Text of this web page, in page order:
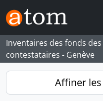
Skip to main content
Inventaires des fonds
contestataires - Genève
Affiner